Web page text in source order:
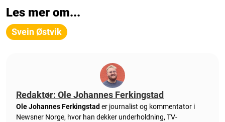
Les mer om...
Svein Østvik
Redaktør: Ole Johannes Ferkingstad
Ole Johannes Ferkingstad er journalist og kommentator i
Newsner Norge, hvor han dekker underholdning, TV-